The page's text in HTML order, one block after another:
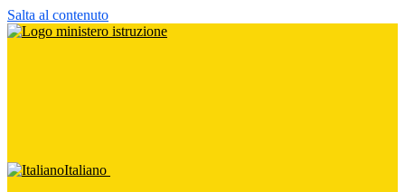
Salta al contenuto
Italiano